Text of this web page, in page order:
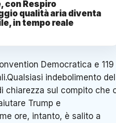
con Respiro
qualità aria diventa
in tempo reale
Democratica e 119
indebolimento
chiarezza sul compito che
Trump e
ore, intanto, è salito a